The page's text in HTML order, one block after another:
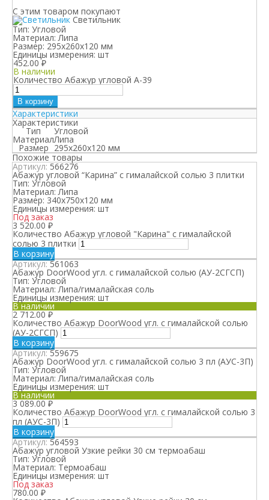
С этим товаром покупают
Светильник
Тип: Угловой
Материал: Липа
Размер: 295х260х120 мм
Единицы измерения: шт
452.00₽
В наличии
Количество Абажур угловой А-39
В корзину
Характеристики
Характеристики
Тип Угловой
МатериалЛипа
Размер 295х260х120 мм
Похожие товары
Артикул:566276
Абажур угловой “Карина” с гималайской солью 3 плитки
Тип: Угловой
Материал: Липа
Размер: 340х750х120 мм
Единицы измерения: шт
Под заказ
3 520.00 ₽
Количество Абажур угловой "Карина" с гималайской
солью 3 плитки
В корзину
Артикул:561063
Абажур DoorWood угл. с гималайской солью (АУ-2СГСП)
Тип: Угловой
Материал: Липа/гималайская соль
Единицы измерения: шт
В наличии
2 712.00₽
Количество Абажур DoorWood угл. с гималайской солью
(АУ-2СГСП)
В корзину
Артикул:559675
Абажур DoorWood угл. с гималайской солью 3 пл (АУС-3П)
Тип: Угловой
Материал: Липа/гималайская соль
Единицы измерения: шт
В наличии
3 089.00₽
Количество Абажур DoorWood угл. с гималайской солью 3
пл (АУС-3П)
В корзину
Артикул:564593
Абажур угловой Узкие рейки 30 см термоабаш
Тип: Угловой
Материал: Термоабаш
Единицы измерения: шт
Под заказ
780.00 ₽